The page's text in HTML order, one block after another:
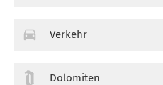
Verkehr
Dolomiten